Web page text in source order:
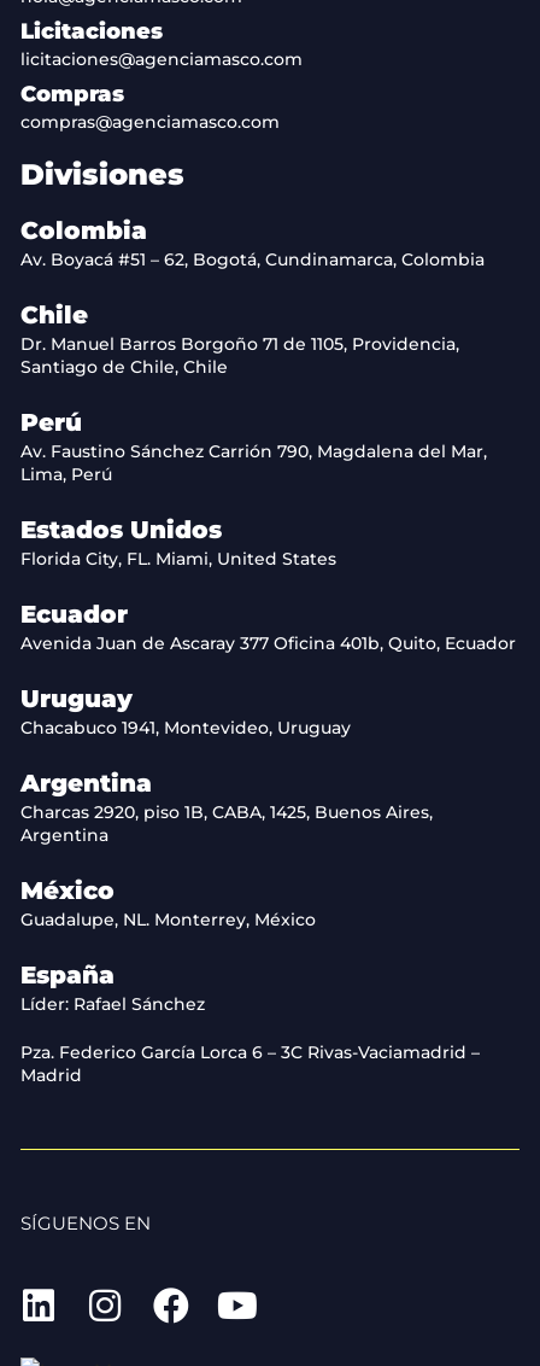
Licitaciones
licitaciones@agenciamasco.com
Compras
compras@agenciamasco.com
Divisiones
Colombia
Av. Boyacá #51 – 62, Bogotá, Cundinamarca, Colombia
Chile
Dr. Manuel Barros Borgoño 71 de 1105, Providencia,
Santiago de Chile, Chile
Perú
Av. Faustino Sánchez Carrión 790, Magdalena del Mar,
Lima, Perú
Estados Unidos
Florida City, FL. Miami, United States
Ecuador
Avenida Juan de Ascaray 377 Oficina 401b, Quito, Ecuador
Uruguay
Chacabuco 1941, Montevideo, Uruguay
Argentina
Charcas 2920, piso 1B, CABA, 1425, Buenos Aires,
Argentina
México
Guadalupe, NL. Monterrey, México
España
Líder: Rafael Sánchez
Pza. Federico García Lorca 6 – 3C Rivas-Vaciamadrid –
Madrid
SÍGUENOS EN